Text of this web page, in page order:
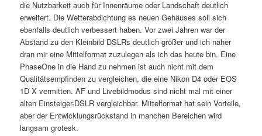
die Nutzbarkeit auch für Innenräume oder Landschaft deutlich
erweitert. Die Wetterabdichtung es neuen Gehäuses soll sich
ebenfalls deutlich verbessert haben. Vor zwei Jahren war der
Abstand zu den Kleinbild DSLRs deutlich größer und ich näher
dran mir eine Mittelformat zuzulegen als ich das heute bin. Eine
PhaseOne in die Hand zu nehmen ist auch nicht mit dem
Qualitätsempfinden zu vergleichen, die eine Nikon D4 oder EOS
1D X vermitten. AF und Livebildmodus sind nicht mal mit einer
alten Einsteiger-DSLR vergleichbar. Mittelformat hat sein Vorteile,
aber der Entwicklungsrückstand in manchen Bereichen wird
langsam grotesk.